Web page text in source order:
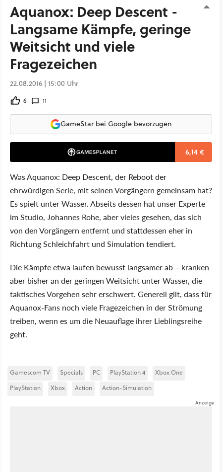
Aquanox: Deep Descent -
Langsame Kämpfe, geringe
Weitsicht und viele
Fragezeichen
22.08.2016 | 15:00 Uhr
6 11
GameStar bei Google bevorzugen
6,14 €
Was Aquanox: Deep Descent, der Reboot der
ehrwürdigen Serie, mit seinen Vorgängern gemeinsam hat?
Es spielt unter Wasser. Abseits dessen hat unser Experte
im Studio, Johannes Rohe, aber vieles gesehen, das sich
von den Vorgängern entfernt und stattdessen eher in
Richtung Schleichfahrt und Simulation tendiert.
Die Kämpfe etwa laufen bewusst langsamer ab – kranken
aber bisher an der geringen Weitsicht unter Wasser, die
taktisches Vorgehen sehr erschwert. Generell gilt, dass für
Aquanox-Fans noch viele Fragezeichen in der Strömung
treiben, wenn es um die Neuauflage ihrer Lieblingsreihe
geht.
Gamescom TV Specials PC PlayStation 4
Xbox One
PlayStation
Xbox Action Action-Simulation